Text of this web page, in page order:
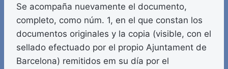
Se acompaña nuevamente el documento,
completo, como núm. 1, en el que constan los
documentos originales y la copia (visible, con el
sellado efectuado por el propio Ajuntament de
Barcelona) remitidos em su día por el